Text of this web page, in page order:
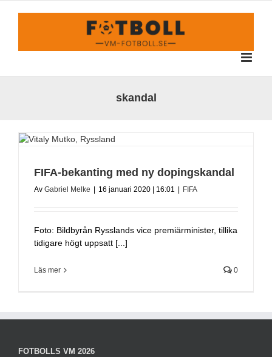
skandal
FIFA-bekanting med ny dopingskandal
Av Gabriel Melke | 16 januari 2020 | 16:01 | FIFA
Foto: Bildbyrån Rysslands vice premiärminister, tillika
tidigare högt uppsatt [...]
Läs mer 0
FOTBOLLS VM 2026